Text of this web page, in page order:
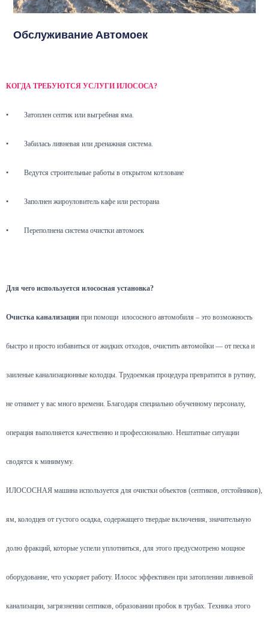
Обслуживание Автомоек
КОГДА ТРЕБУЮТСЯ УСЛУГИ ИЛОСОСА?
• Затоплен септик или выгребная яма.
• Забилась ливневая или дренажная система.
• Ведутся строительные работы в открытом котловане
• Заполнен жироуловитель кафе или ресторана
• Переполнена система очистки автомоек
Для чего используется илососная установка?
Очистка канализации при помощи илососного автомобиля – это возможность
быстро и просто избавиться от жидких отходов, очистить автомойки — от песка и
заиленые канализационные колодцы. Трудоемкая процедура превратится в рутину,
не отнимет у вас много времени. Благодаря специально обученному персоналу,
операция выполняется качественно и профессионально. Нештатные ситуации
сводятся к минимуму.
ИЛОСОСНАЯ машина используется для очистки объектов (септиков, отстойников),
ям, колодцев от густого осадка, содержащего твердые включения, значительную
долю фракций, которые успели уплотниться, для этого предусмотрено мощное
оборудование, что ускоряет работу. Илосос эффективен при затоплении ливневой
канализации, загрязнении септиков, образовании пробок в трубах. Техника этого